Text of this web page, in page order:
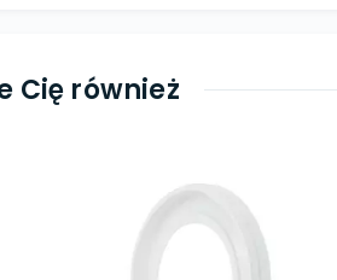
Cię również